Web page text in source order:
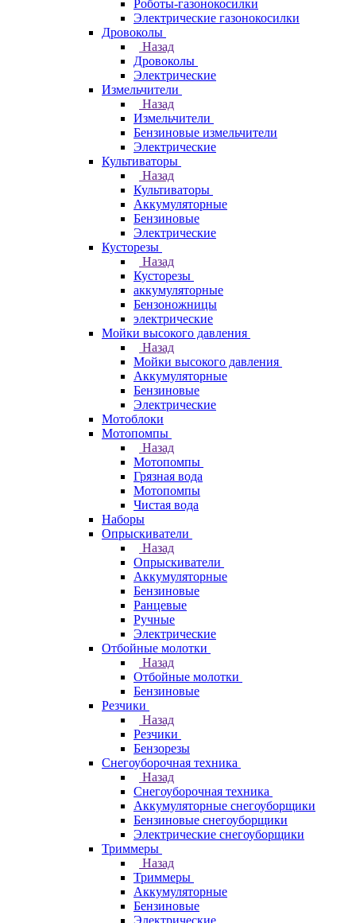
Роботы-газонокосилки
Электрические газонокосилки
Дровоколы
Назад
Дровоколы
Электрические
Измельчители
Назад
Измельчители
Бензиновые измельчители
Электрические
Культиваторы
Назад
Культиваторы
Аккумуляторные
Бензиновые
Электрические
Кусторезы
Назад
Кусторезы
аккумуляторные
Бензоножницы
электрические
Мойки высокого давления
Назад
Мойки высокого давления
Аккумуляторные
Бензиновые
Электрические
Мотоблоки
Мотопомпы
Назад
Мотопомпы
Грязная вода
Мотопомпы
Чистая вода
Наборы
Опрыскиватели
Назад
Опрыскиватели
Аккумуляторные
Бензиновые
Ранцевые
Ручные
Электрические
Отбойные молотки
Назад
Отбойные молотки
Бензиновые
Резчики
Назад
Резчики
Бензорезы
Снегоуборочная техника
Назад
Снегоуборочная техника
Аккумуляторные снегоуборщики
Бензиновые снегоуборщики
Электрические снегоуборщики
Триммеры
Назад
Триммеры
Аккумуляторные
Бензиновые
Электрические